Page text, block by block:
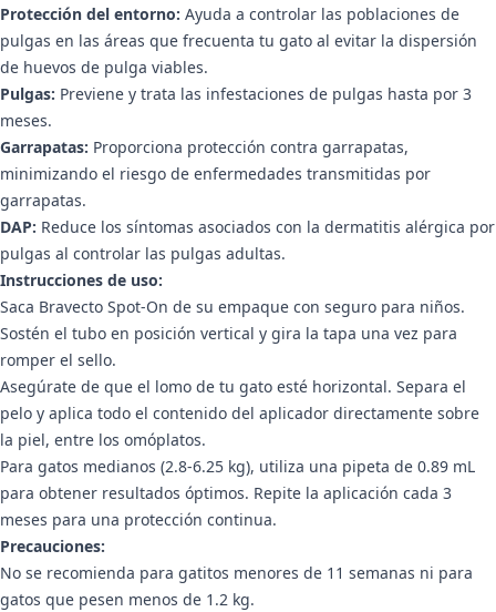
Protección del entorno: Ayuda a controlar las poblaciones de
pulgas en las áreas que frecuenta tu gato al evitar la dispersión
de huevos de pulga viables.
Pulgas: Previene y trata las infestaciones de pulgas hasta por 3
meses.
Garrapatas: Proporciona protección contra garrapatas,
minimizando el riesgo de enfermedades transmitidas por
garrapatas.
DAP: Reduce los síntomas asociados con la dermatitis alérgica por
pulgas al controlar las pulgas adultas.
Instrucciones de uso:
Saca Bravecto Spot-On de su empaque con seguro para niños.
Sostén el tubo en posición vertical y gira la tapa una vez para
romper el sello.
Asegúrate de que el lomo de tu gato esté horizontal. Separa el
pelo y aplica todo el contenido del aplicador directamente sobre
la piel, entre los omóplatos.
Para gatos medianos (2.8-6.25 kg), utiliza una pipeta de 0.89 mL
para obtener resultados óptimos. Repite la aplicación cada 3
meses para una protección continua.
Precauciones:
No se recomienda para gatitos menores de 11 semanas ni para
gatos que pesen menos de 1.2 kg.